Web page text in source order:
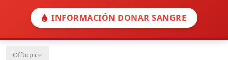
INFORMACIÓN DONAR SANGRE
Offtopic